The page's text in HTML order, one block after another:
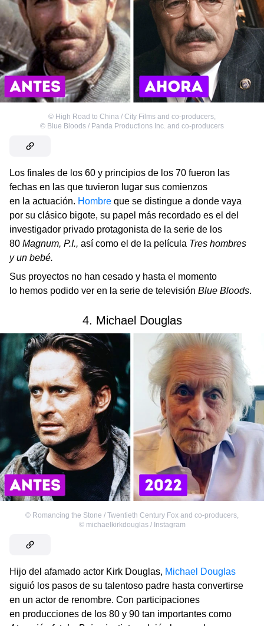
© High Road to China / City Films and co-producers,
© Blue Bloods / Panda Productions Inc. and co-producers
Los finales de los 60 y principios de los 70 fueron las
fechas en las que tuvieron lugar sus comienzos
en la actuación. Hombre que se distingue a donde vaya
por su clásico bigote, su papel más recordado es el del
investigador privado protagonista de la serie de los
80 Magnum, P.I., así como el de la película Tres hombres
y un bebé.
Sus proyectos no han cesado y hasta el momento
lo hemos podido ver en la serie de televisión Blue Bloods.
4. Michael Douglas
© Romancing the Stone / Twentieth Century Fox and co-producers
© michaelkirkdouglas / Instagram
Hijo del afamado actor Kirk Douglas, Michael Douglas
siguió los pasos de su talentoso padre hasta convertirse
en un actor de renombre. Con participaciones
en producciones de los 80 y 90 tan importantes como